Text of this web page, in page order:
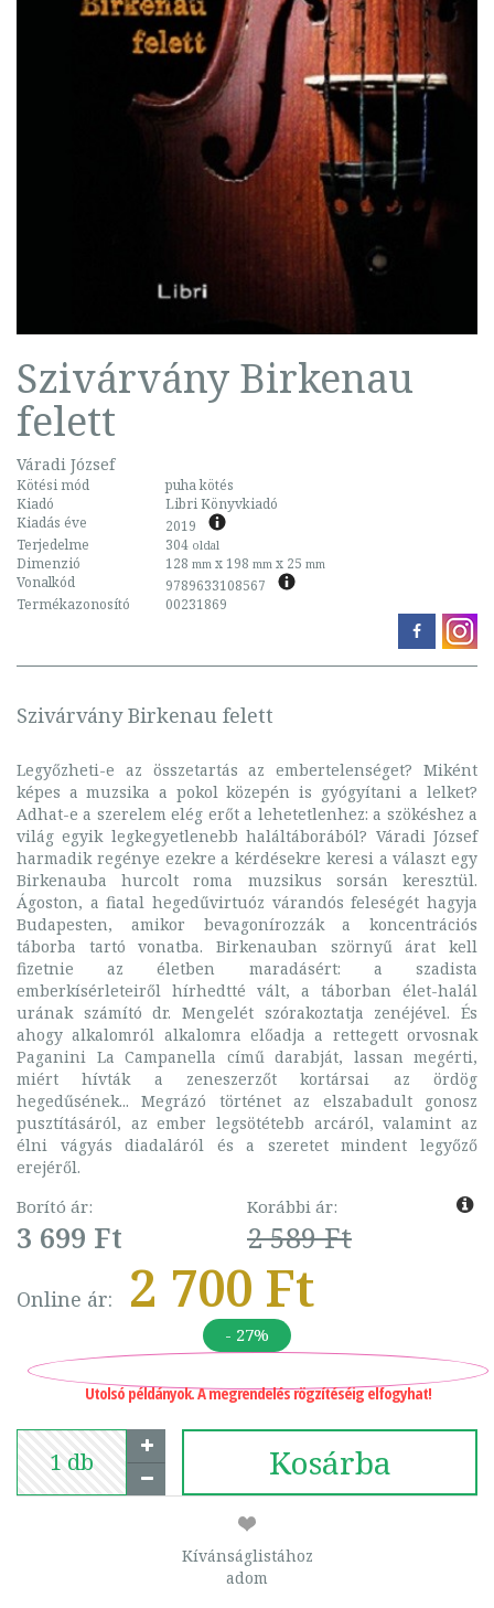
Szivárvány Birkenau
felett
Váradi József
Kötési mód
puha kötés
Kiadó
Libri Könyvkiadó
Kiadás éve
2019
Terjedelme
304 oldal
Dimenzió 128 mm x 198 mm x 25 mm
Vonalkód
9789633108567
Termékazonosító
00231869
Szivárvány Birkenau felett
Legyőzheti-e az összetartás az embertelenséget? Miként
képes a muzsika a pokol közepén is gyógyítani a lelket?
Adhat-e a szerelem elég erőt a lehetetlenhez: a szökéshez a
világ egyik legkegyetlenebb haláltáborából? Váradi József
harmadik regénye ezekre a kérdésekre keresi a választ egy
Birkenauba hurcolt roma muzsikus sorsán keresztül.
Ágoston, a fiatal hegedűvirtuóz várandós feleségét hagyja
Budapesten, amikor bevagonírozzák a koncentrációs
táborba tartó vonatba. Birkenauban szörnyű árat kell
fizetnie az életben maradásért: a szadista
emberkísérleteiről hírhedtté vált, a táborban élet-halál
urának számító dr. Mengelét szórakoztatja zenéjével. És
ahogy alkalomról alkalomra előadja a rettegett orvosnak
Paganini La Campanella című darabját, lassan megérti,
miért hívták a zeneszerzőt kortársai az ördög
hegedűsének... Megrázó történet az elszabadult gonosz
pusztításáról, az ember legsötétebb arcáról, valamint az
élni vágyás diadaláról és a szeretet mindent legyőző
erejéről.
Borító ár:
3 699 Ft
Korábbi ár:
2 589 Ft
Online ár: 2 700 Ft
- 27%
Utolsó példányok. A megrendelés rögzítéséig elfogyhat!
Kosárba
Kívánságlistához
adom